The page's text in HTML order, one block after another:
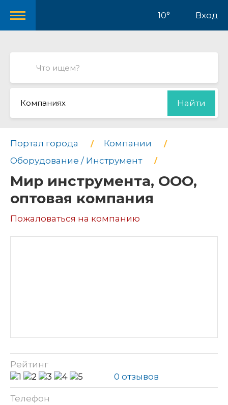
10° Вход
Компаниях Найти
Портал города
Компании
Оборудование / Инструмент
Мир инструмента, ООО,
оптовая компания
Пожаловаться на компанию
Рейтинг
0 отзывов
Телефон